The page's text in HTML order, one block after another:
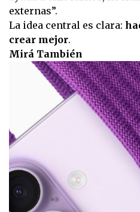
externas”.
La idea central es clara:
crear mejor.
Mirá También